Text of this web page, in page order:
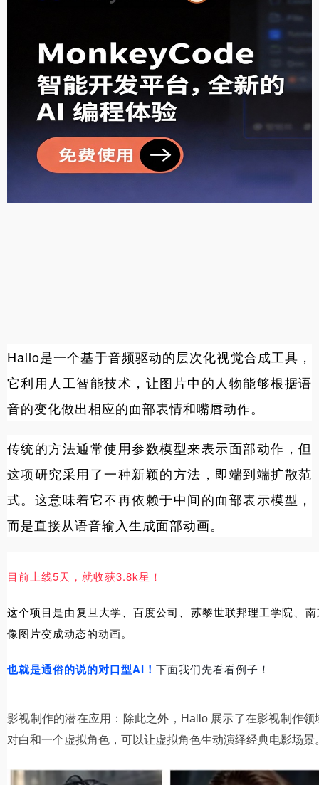
Hallo是一个基于音频驱动的层次化视觉合成工具，
它利用人工智能技术，让图片中的人物能够根据语
音的变化做出相应的面部表情和嘴唇动作。
传统的方法通常使用参数模型来表示面部动作，但
这项研究采用了一种新颖的方法，即端到端扩散范
式。这意味着它不再依赖于中间的面部表示模型，
而是直接从语音输入生成面部动画。
目前上线5天，就收获3.8k星！
这个项目是由复旦大学、百度公司、苏黎世联邦理工学院、
像图片变成动态的动画。
也就是通俗的说的对口型AI！ 下面我们先看看例子！
影视制作的潜在应用：除此之外，Hallo 展示了在影视制作
对白和一个虚拟角色，可以让虚拟角色生动演绎经典电影场景